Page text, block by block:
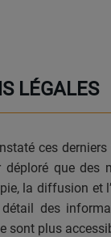
LÉGALES
ces
que des
la diffusion et
des
sont plus